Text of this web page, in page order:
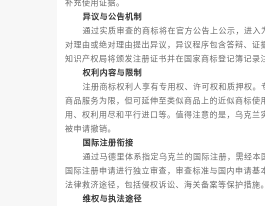
补充使用证据。
异议与公告机制
通过实质审查的商标将在官方公告上公示，进入
对理由或绝对理由提出异议，异议程序包含答辩、证
知识产权局将颁发注册证书并在国家商标登记簿记录
权利内容与限制
注册商标权利人享有专用权、许可权和质押权。
商品服务为限，但可延伸至类似商品上的近似商标
用、权利用尽和平行进口等。值得注意的是，乌克
被申请撤销。
国际注册衔接
通过马德里体系指定乌克兰的国际注册，需经本
国际注册申请进行独立审查，审查标准与国内申请
法律救济途径，包括侵权诉讼、海关备案等保护措施。
维权与执法途径